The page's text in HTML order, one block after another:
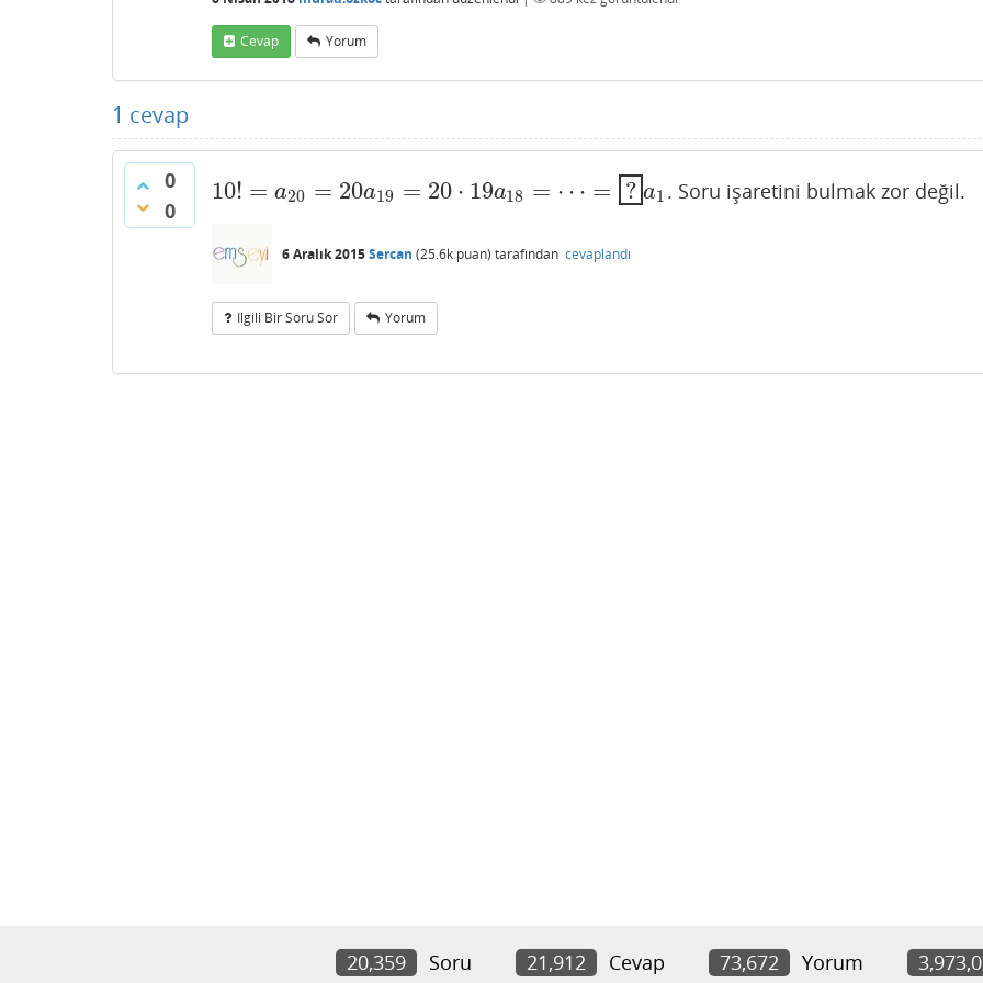
Cevap Yorum
1 cevap
0
0
10! = a20 = 20a19 = 20 ⋅ 19a18 = ⋯ = ? a1
10!= a20=20a19=20⋅19a 18= ⋯=?a1 . Soru işaretini bulmak zor değil.
6 Aralık 2015Sercan (25.6k puan) tarafından cevaplandı
Ilgili Bir Soru Sor Yorum
20,359 Soru 21,912 Cevap 73,672 Yorum